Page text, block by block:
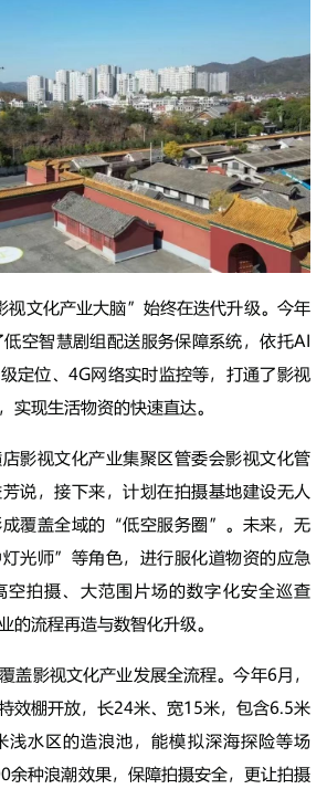
视文化产业大脑”始终在迭代升级。今年
空智慧剧组配送服务保障系统，依托AI
定位、4G网络实时监控等，打通了影视
实现生活物资的快速直达。
影视文化产业集聚区管委会影视文化管
说，接下来，计划在拍摄基地建设无人
成覆盖全域的“低空服务圈”。未来，无
光师”等角色，进行服化道物资的应急
空拍摄、大范围片场的数字化安全巡查
的流程再造与数智化升级。
盖影视文化产业发展全流程。今年6月，
效棚开放，长24米、宽15米，包含6.5米
浅水区的造浪池，能模拟深海探险等场
余种浪潮效果，保障拍摄安全，更让拍摄